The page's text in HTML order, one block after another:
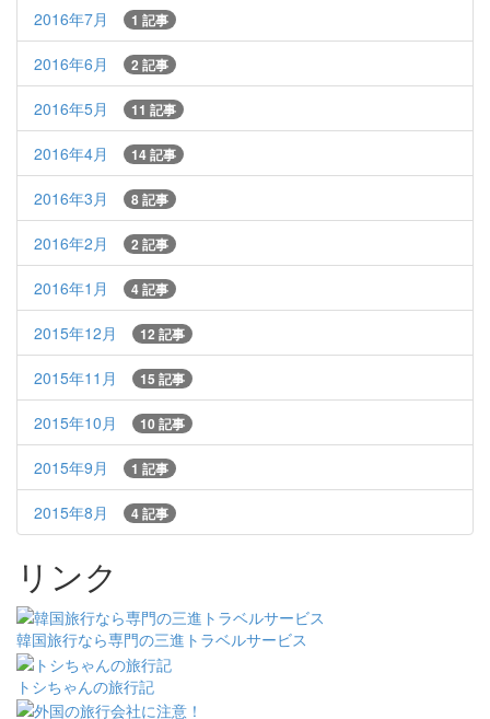
2016年7月 1 記事
2016年6月 2 記事
2016年5月 11 記事
2016年4月 14 記事
2016年3月 8 記事
2016年2月 2 記事
2016年1月 4 記事
2015年12月 12 記事
2015年11月 15 記事
2015年10月 10 記事
2015年9月 1 記事
2015年8月 4 記事
リンク
韓国旅行なら専門の三進トラベルサービス
トシちゃんの旅行記